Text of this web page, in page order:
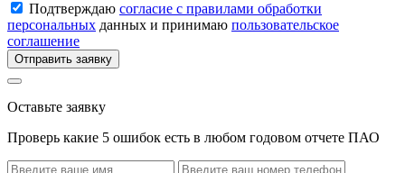
Подтверждаю согласие с правилами обработки
персональных данных и принимаю пользовательское
соглашение
Отправить заявку
Оставьте заявку
Проверь какие 5 ошибок есть в любом годовом отчете ПАО